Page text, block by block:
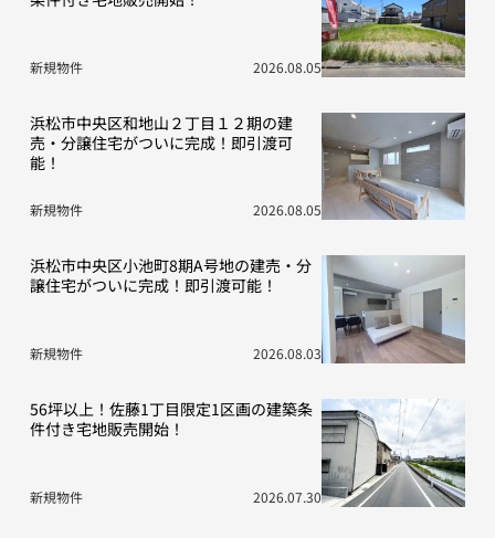
新規物件 2026.08.05
浜松市中央区和地山２丁目１２期の建
売・分譲住宅がついに完成！即引渡可
能！
新規物件 2026.08.05
浜松市中央区小池町8期A号地の建売・分
譲住宅がついに完成！即引渡可能！
新規物件 2026.08.03
56坪以上！佐藤1丁目限定1区画の建築条
件付き宅地販売開始！
新規物件 2026.07.30